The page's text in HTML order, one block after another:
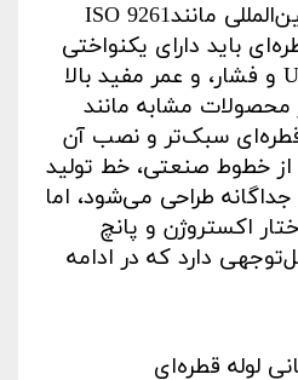
مانندISO 9261
باید دارای یکنواختی
و فشار، و عمر مفید بالا
محصولات مشابه مانند
سبک‌تر و نصب آن
خطوط صنعتی، خط تولید
طراحی می‌شود، اما
اکستروژن و پانچ
دارد که در ادامه
لوله قطره‌ای